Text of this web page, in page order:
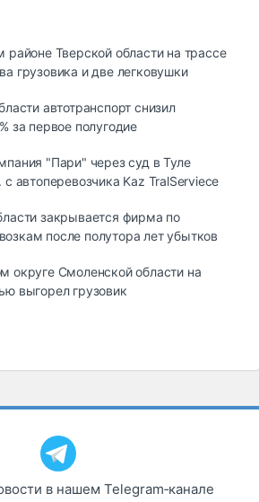
районе Тверской области на трассе
грузовика и две легковушки
автотранспорт снизил
за первое полугодие
"Пари" через суд в Туле
автоперевозчика Kaz TralServiece
закрывается фирма по
после полутора лет убытков
округе Смоленской области на
выгорел грузовик
в нашем Telegram‑канале